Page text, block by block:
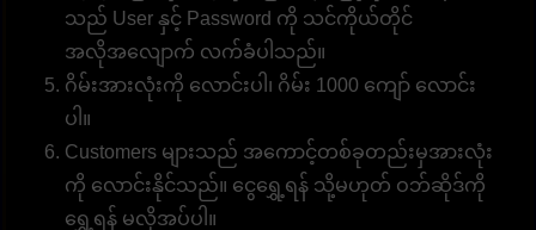
သည် User နှင့် Password ကို သင်ကိုယ်တိုင်
အလိုအလျောက် လက်ခံပါသည်။
ဂိမ်းအားလုံးကို လောင်းပါ၊ ဂိမ်း 1000 ကျော် လောင်း
ပါ။
Customers များသည် အကောင့်တစ်ခုတည်းမှအားလုံး
ကို လောင်းနိုင်သည်။ ငွေရွှေ့ရန် သို့မဟုတ် ဝဘ်ဆိုဒ်ကို
ရွှေ့ရန် မလိုအပ်ပါ။